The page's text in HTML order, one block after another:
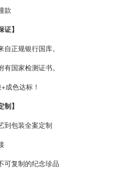
款
证】
正规银行国库。
国家检测证书。
成色达标！
制】
到包装全案定制
可复制的纪念珍品